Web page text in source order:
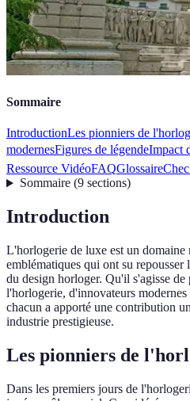
Sommaire
IntroductionLes pionniers de
modernesFigures de légendeImpact
Ressource VidéoFAQGlossaire
Sommaire(9 sections)
Introduction
L'horlogerie de luxe est un domaine
emblématiques qui ont su
du design horloger. Qu'il s'agisse de
l'horlogerie, d'innovateurs
chacun a apporté une contribution
industrie prestigieuse.
Les pionniers de
Dans les premiers jours de